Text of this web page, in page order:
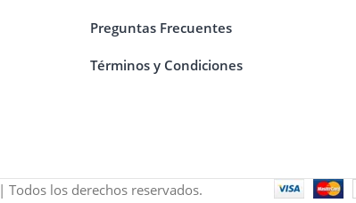
Preguntas Frecuentes
Términos y Condiciones
| Todos los derechos reservados.